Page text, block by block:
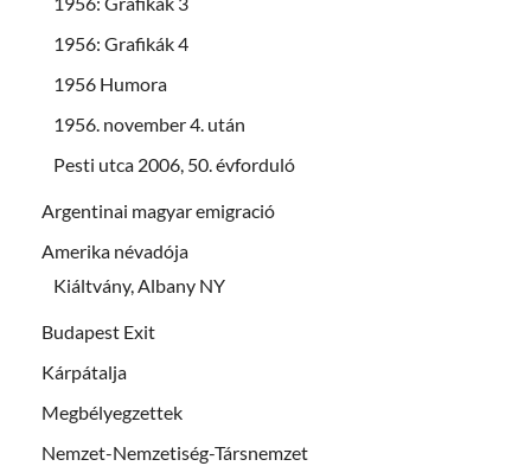
1956: Grafikák 4
1956 Humora
1956. november 4. után
Pesti utca 2006, 50. évforduló
Argentinai magyar emigració
Amerika névadója
Kiáltvány, Albany NY
Budapest Exit
Kárpátalja
Megbélyegzettek
Nemzet-Nemzetiség-Társnemzet